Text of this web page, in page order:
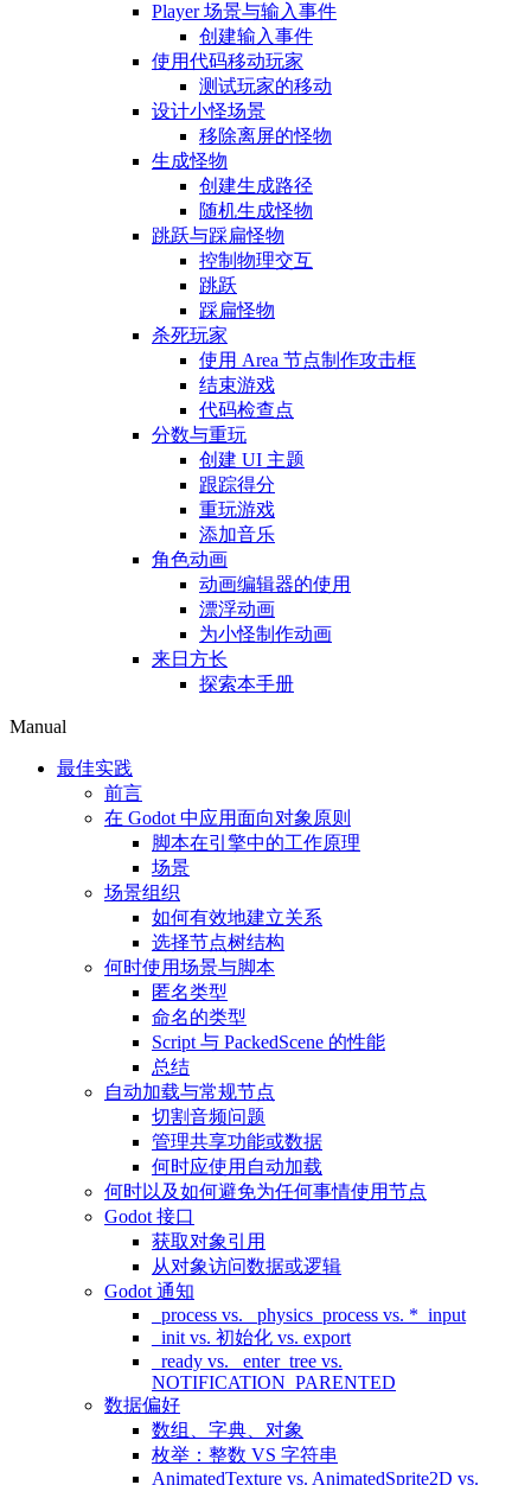
Player 场景与输入事件
创建输入事件
使用代码移动玩家
测试玩家的移动
设计小怪场景
移除离屏的怪物
生成怪物
创建生成路径
随机生成怪物
跳跃与踩扁怪物
控制物理交互
跳跃
踩扁怪物
杀死玩家
使用 Area 节点制作攻击框
结束游戏
代码检查点
分数与重玩
创建 UI 主题
跟踪得分
重玩游戏
添加音乐
角色动画
动画编辑器的使用
漂浮动画
为小怪制作动画
来日方长
探索本手册
Manual
最佳实践
前言
在 Godot 中应用面向对象原则
脚本在引擎中的工作原理
场景
场景组织
如何有效地建立关系
选择节点树结构
何时使用场景与脚本
匿名类型
命名的类型
Script 与 PackedScene 的性能
总结
自动加载与常规节点
切割音频问题
管理共享功能或数据
何时应使用自动加载
何时以及如何避免为任何事情使用节点
Godot 接口
获取对象引用
从对象访问数据或逻辑
Godot 通知
_process vs. _physics_process vs. *_input
_init vs. 初始化 vs. export
_ready vs. _enter_tree vs.
NOTIFICATION_PARENTED
数据偏好
数组、字典、对象
枚举：整数 VS 字符串
AnimatedTexture vs. AnimatedSprite2D vs.